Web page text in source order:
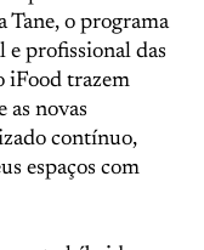
Tane, o programa
e profissional das
iFood trazem
as novas
contínuo,
espaços com